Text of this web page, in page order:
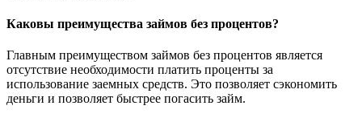
Каковы преимущества займов без процентов?
Главным преимуществом займов без процентов является
отсутствие необходимости платить проценты за
использование заемных средств. Это позволяет сэкономить
деньги и позволяет быстрее погасить займ.